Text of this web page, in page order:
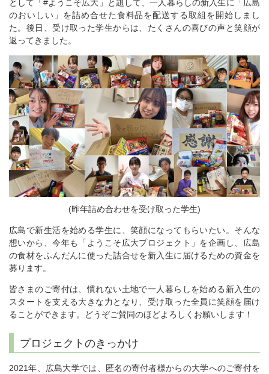
として「#ようこそ広大」と題して、一人暮らしの新入生に「広島
のおいしい」を詰め合せた食料品を配送する取組を開始しまし
た。後日、受け取った学生からは、たくさんの喜びの声と笑顔が
返ってきました。
(昨年詰め合わせを受け取った学生)
広島で新生活を始める学生に、笑顔になってもらいたい。そんな
想いから、今年も「ようこそ広大プロジェクト」を企画し、広島
の食材をふんだんに使った詰合せを新入生に届けるための資金を
募ります。
皆さまのご寄付は、慣れない土地で一人暮らしを始める新入生の
スタートを支える大きな力となり、受け取った全員に笑顔を届け
ることができます。どうぞご賛同のほどよろしくお願いします！
プロジェクトのきっかけ
2021年、広島大学では、匿名の寄付者様からの大学へのご寄付を